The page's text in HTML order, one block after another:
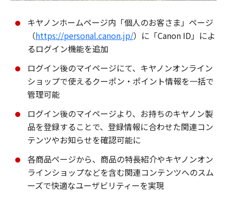
キヤノンホームページ内「個人のお客さま」ページ
（https://personal.canon.jp/）に「Canon ID」によ
るログイン機能を追加
ログイン後のマイページにて、キヤノンオンライン
ショップで使えるクーポン・ポイント情報を一括で
管理可能
ログイン後のマイページより、お持ちのキヤノン製
品を登録することで、登録情報に合わせた関連コン
テンツやお知らせを確認可能に
各商品ページから、商品の特長紹介やキヤノンオン
ラインショップなどを含む関連コンテンツへのスム
ーズで快適なユーザビリティーを実現